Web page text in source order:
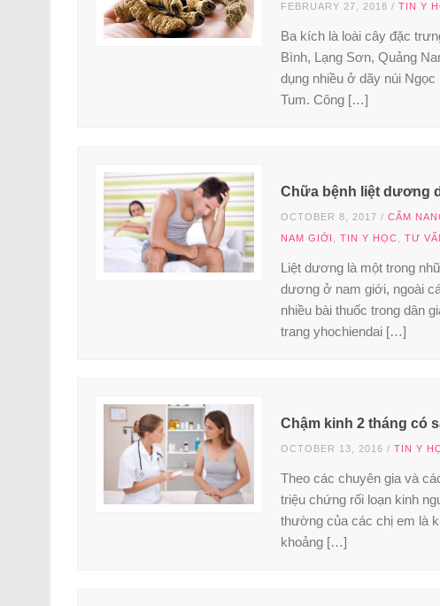
FEBRUARY 27, 2018 / TIN Y
Ba kích là loài cây đặc
Bình, Lạng Sơn, Quảng
dụng nhiều ở dãy núi
Tum. Công […]
Chữa bệnh liệt dương
OCTOBER 8, 2017 / CẨM
NAM GIỚI
TIN Y HỌC TƯ
Liệt dương là một trong
dương ở nam giới, ngoài
nhiều bài thuốc trong dân
trang yhochiendai […]
Chậm kinh 2 tháng có
OCTOBER 13, 2016 / TIN Y
Theo các chuyên gia và
triệu chứng rối loạn kinh
thường của các chị em là
khoảng […]